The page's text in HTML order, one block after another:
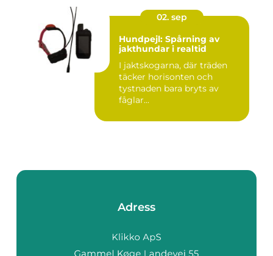
02. sep
Hundpejl: Spårning av
jakthundar i realtid
I jaktskogarna, där träden
täcker horisonten och
tystnaden bara bryts av
fåglar...
Adress